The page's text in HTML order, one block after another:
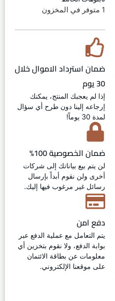
1 متوفر في المخزون
ضمان استرداد الاموال خلال
30 يوم
إذا لم يعجبك المنتج، يمكنك
إرجاعه إلينا دون طرح أي سؤال
لمدة 30 يوماً!
ضمان الخصوصية 100%
لن يتم بيع بياناتك إلى شركات
أخرى ولن نقوم أبداً بإرسال
رسائل غير مرغوب فيها إليك.
دفع امن
يتم التعامل مع عملية الدفع عبر
بوابة الدفع، ولا نقوم بتخزين أي
معلومات عن بطاقة الائتمان
على موقعنا الإلكتروني.